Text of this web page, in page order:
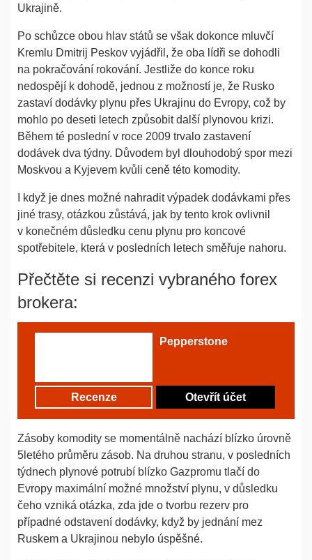
Ukrajině.
Po schůzce obou hlav států se však dokonce mluvčí
Kremlu Dmitrij Peskov vyjádřil, že oba lídři se dohodli
na pokračování rokování. Jestliže do konce roku
nedospějí k dohodě, jednou z možností je, že Rusko
zastaví dodávky plynu přes Ukrajinu do Evropy, což by
mohlo po deseti letech způsobit další plynovou krizi.
Během té poslední v roce 2009 trvalo zastavení
dodávek dva týdny. Důvodem byl dlouhodobý spor mezi
Moskvou a Kyjevem kvůli ceně této komodity.
I když je dnes možné nahradit výpadek dodávkami přes
jiné trasy, otázkou zůstává, jak by tento krok ovlivnil
v konečném důsledku cenu plynu pro koncové
spotřebitele, která v posledních letech směřuje nahoru.
Přečtěte si recenzi vybraného forex
brokera:
Pepperstone
Recenze Otevřít účet
Zásoby komodity se momentálně nachází blízko úrovně
5letého průměru zásob. Na druhou stranu, v posledních
týdnech plynové potrubí blízko Gazpromu tlačí do
Evropy maximální možné množství plynu, v důsledku
čeho vzniká otázka, zda jde o tvorbu rezerv pro
případné odstavení dodávky, když by jednání mez
Ruskem a Ukrajinou nebylo úspěšné.